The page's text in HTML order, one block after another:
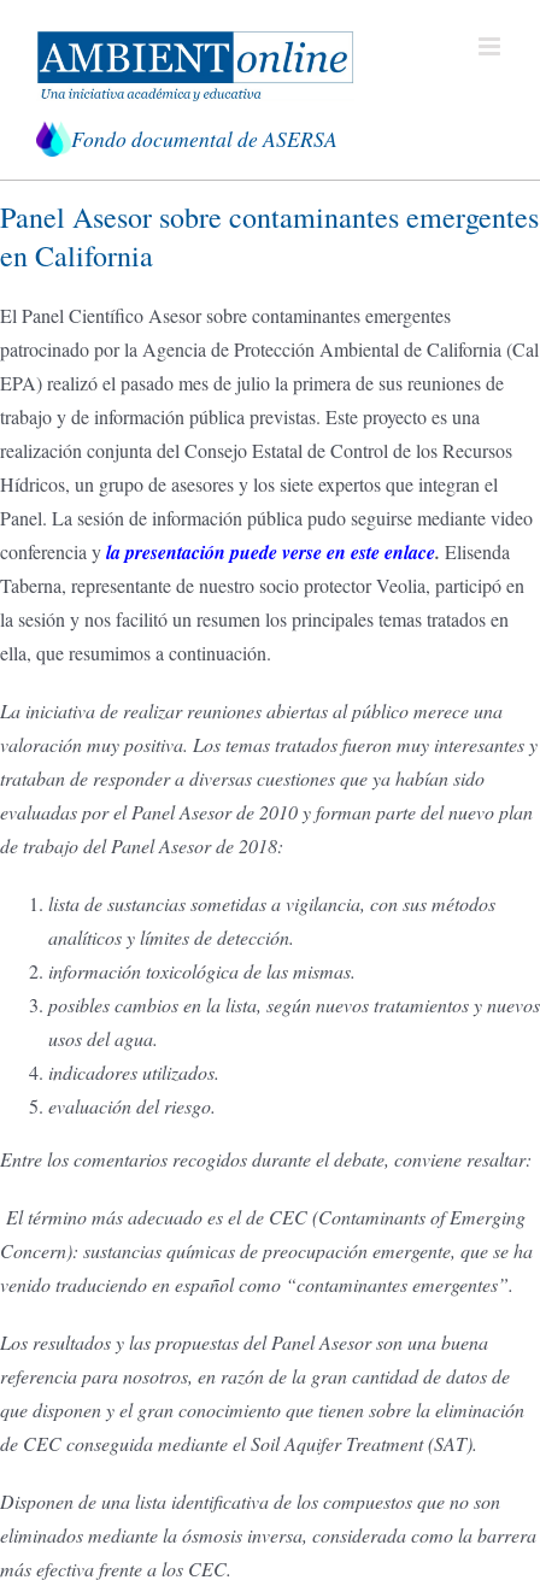
contenido
Fondo documental de ASERSA
Panel Asesor sobre contaminantes emergentes
en California
El Panel Científico Asesor sobre contaminantes emergentes
patrocinado por la Agencia de Protección Ambiental de California (Cal
EPA) realizó el pasado mes de julio la primera de sus reuniones de
trabajo y de información pública previstas. Este proyecto es una
realización conjunta del Consejo Estatal de Control de los Recursos
Hídricos, un grupo de asesores y los siete expertos que integran el
Panel. La sesión de información pública pudo seguirse mediante video
conferencia yla presentación puede verse en este enlace. Elisenda
Taberna, representante de nuestro socio protector Veolia, participó en
la sesión y nos facilitó un resumen los principales temas tratados en
ella, que resumimos a continuación.
La iniciativa de realizar reuniones abiertas al público merece una
valoración muy positiva. Los temas tratados fueron muy interesantes y
trataban de responder a diversas cuestiones que ya habían sido
evaluadas por el Panel Asesor de 2010 y forman parte del nuevo plan
de trabajo del Panel Asesor de 2018:
lista de sustancias sometidas a vigilancia, con sus métodos
analíticos y límites de detección.
información toxicológica de las mismas.
posibles cambios en la lista, según nuevos tratamientos y nuevos
usos del agua.
indicadores utilizados.
evaluación del riesgo.
Entre los comentarios recogidos durante el debate, conviene resaltar:
El término más adecuado es el de CEC (Contaminants of Emerging
Concern): sustancias químicas de preocupación emergente, que se ha
venido traduciendo en español como “contaminantes emergentes”.
Los resultados y las propuestas del Panel Asesor son una buena
referencia para nosotros, en razón de la gran cantidad de datos de
que disponen y el gran conocimiento que tienen sobre la eliminación
de CEC conseguida mediante el Soil Aquifer Treatment (SAT).
Disponen de una lista identificativa de los compuestos que no son
eliminados mediante la ósmosis inversa, considerada como la barrera
más efectiva frente a los CEC.